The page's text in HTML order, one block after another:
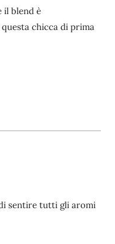
il blend è
chicca di prima
sentire tutti gli aromi